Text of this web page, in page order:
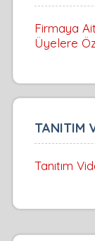
Firmaya
Üyelere
TANITIM
Tanıtım